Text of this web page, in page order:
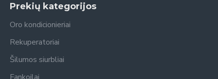
Prekių kategorijos
Oro kondicionieriai
Rekuperatoriai
Šilumos siurbliai